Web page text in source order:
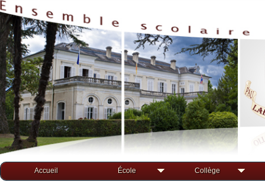
Accueil École Collège